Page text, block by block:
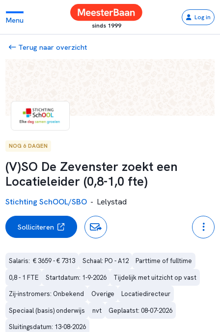
Menu
sinds 1999
Log in
Terug naar overzicht
NOG 6 DAGEN
(V)SO De Zevenster zoekt een
Locatieleider (0,8-1,0 fte)
Stichting SchOOL/SBO - Lelystad
Solliciteren
Salaris:  € 3659 - € 7313 Schaal: PO - A12
Parttime of fulltime
0,8 - 1 FTE
Startdatum: 1-9-2026
Tijdelijk met uitzicht op vast
Zij-instromers: Onbekend
Overige
Locatiedirecteur
Speciaal (basis) onderwijs
nvt
Geplaatst: 08-07-2026
Sluitingsdatum: 13-08-2026